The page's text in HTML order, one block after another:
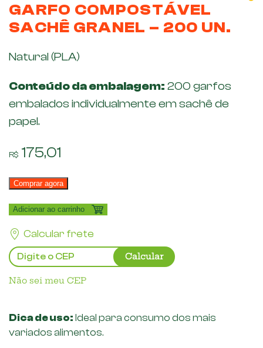
GARFO COMPOSTÁVEL
SACHÊ GRANEL – 200 UN.
Natural (PLA)
Conteúdo da embalagem: 200 garfos
embalados individualmente em sachê de
papel.
R$ 175,01
Comprar agora
Adicionar ao carrinho
Calcular frete
Calcular
Não sei meu CEP
Dica de uso: Ideal para consumo dos mais
variados alimentos.